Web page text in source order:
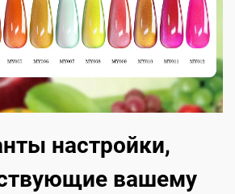
настройки,
вашему